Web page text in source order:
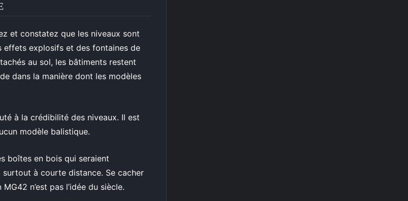
et constatez que les niveaux sont
effets explosifs et des fontaines de
au sol, les bâtiments restent
dans la manière dont les modèles
à la crédibilité des niveaux. Il est
modèle balistique.
boîtes en bois qui seraient
à courte distance. Se cacher
n’est pas l’idée du siècle.